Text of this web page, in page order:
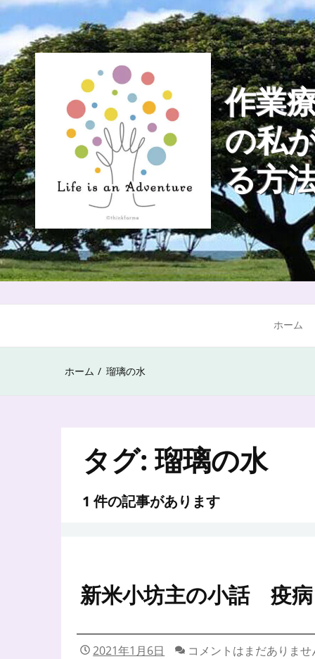
Skip
to
content
作業
の私
る方
ホーム
ホーム 瑠璃の水
タグ:瑠璃の水
1 件の記事があります
新米小坊主の小話 疫
2021年1月6日 コメントはまだありませ